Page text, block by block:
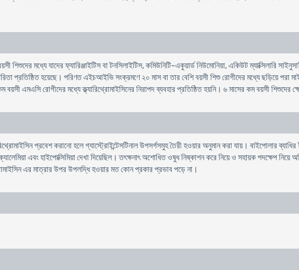
শিশুদের মধ্যে যাদের ফ্যারিঞ্জাইটিস বা টনসিলাইটিস, কমিউনিটি-একুয়ার্ড নিউমোনিয়া, একিউট ম্যাক্সিলারি
প্রতিষ্ঠিত হয়েছে। পরিণত এইচআইভি সংক্রমণে ২০ মাস বা তার বেশি বয়সী শিশু রোগীদের মধ্যে ছড়িয়ে
এমএসি রোগীদের মধ্যে ক্ল্যারিথ্রোমাইসিনের নিরাপদ ব্যবহার প্রতিষ্ঠিত হয়নি। ৬ মাসের কম বয়সী শিশুদের
প্রবেশ করানাে হলে গ্যাস্ট্রোইন্টেসটিনাল উপসর্গসমুহ তৈরী হওয়ার অনুমান করা যায়। বাইপােলার
এবং হাইপােক্সিমিয়া দেখা দিয়েছিল। তৎক্ষনাৎ অশােধিত ওষুধ নিষ্কাশন করে নিয়ে ও সহায়ক পদক্ষেপ
এর মাত্রার উপর উপলদ্ধি হওয়ার মত কোন প্রকার প্রভাব পড়ে না।